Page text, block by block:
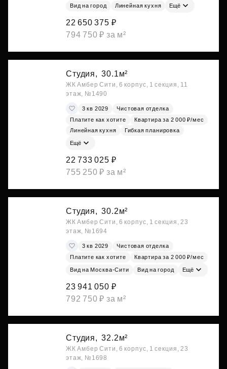
Вид на город Линейная кухня Ещё
22 650 375 ₽
794 750 ₽ за м²
Студия, 30.1м²
ЖК Амбер Сити, 6 корпус, 1 секция, 11
этаж, №1490
3 кв 2029
Чистовая отделка
Платите как хотите
Квартира за 2 000 ₽/мес
Линейная кухня
Гибкая планировка
Ещё
22 733 025 ₽
755 250 ₽ за м²
Студия, 30.2м²
ЖК Амбер Сити, 6 корпус, 1 секция, 23
этаж, №1694
3 кв 2029
Чистовая отделка
Платите как хотите
Квартира за 2 000 ₽/мес
Вид на Москва-Сити Вид на город Ещё
23 941 050 ₽
792 750 ₽ за м²
Студия, 32.2м²
ЖК Амбер Сити, 6 корпус, 1 секция, 23
этаж, №1698